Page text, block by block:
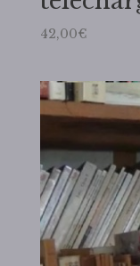
42,00€